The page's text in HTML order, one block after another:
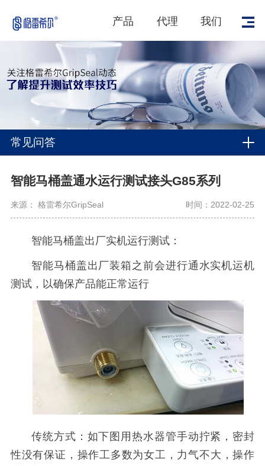
产品 代理 我们
常见问答
智能马桶盖通水运行测试接头G85系列
来源： 格雷希尔GripSeal 时间：2022-02-25
智能马桶盖出厂实机运行测试：
智能马桶盖出厂装箱之前会进行通水实机运机
测试，以确保产品能正常运行
传统方式：如下图用热水器管手动拧紧，密封
性没有保证，操作工多数为女工，力气不大，操作